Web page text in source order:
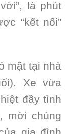
là phút
“kết nối”
mặt tại nhà
Xe vừa
đầy tình
mời chúng